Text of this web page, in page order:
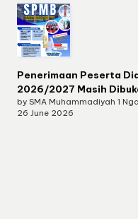
Penerimaan Peserta
2026/2027 Masih
by SMA Muhammadiyah 1
26 June 2026